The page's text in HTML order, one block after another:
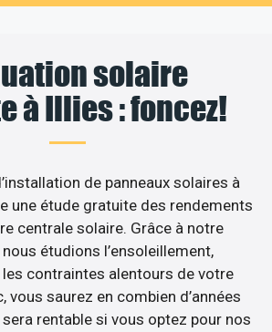
solaire
à Illies : foncez!
de panneaux solaires à
une étude gratuite des rendements
centrale solaire. Grâce à notre
étudions l’ensoleillement,
les contraintes alentours de votre
vous saurez en combien d’années
rentable si vous optez pour nos